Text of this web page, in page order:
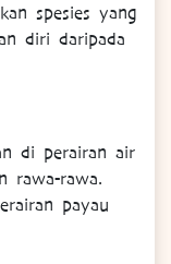
spesies yang
diri daripada
di perairan air
rawa-rawa.
payau